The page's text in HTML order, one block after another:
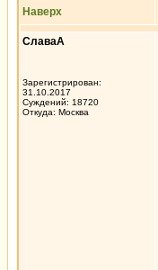
Наверх
СлаваА
Зарегистрирован:
31.10.2017
Суждений: 18720
Откуда: Москва